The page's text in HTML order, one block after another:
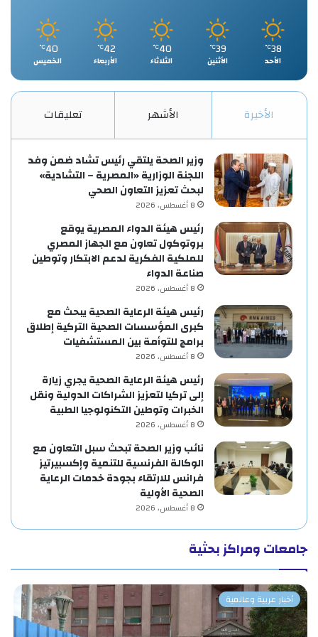
38
℃
الأحد
39
℃
الأثنين
40
℃
الثلاثاء
42
℃
الأربعاء
40
℃
الخميس
الأخيرة الأشهر تعليقات
وزير الصحة يلتقي رئيس تشاد ضمن وفد
اللجنة الوزارية «المصرية – التشادية»
لبحث تعزيز التعاون الصحي
8 أغسطس، 2026
رئيس هيئة الدواء المصرية يوقع
بروتوكول تعاون مع الجهاز المصري
للملكية الفكرية لدعم الابتكار وتوطين
صناعة الدواء
8 أغسطس، 2026
رئيس هيئة الرعاية الصحية يبحث مع
كبرى المؤسسات الصحية التركية إطلاق
برامج للتوأمة بين المستشفيات
8 أغسطس، 2026
رئيس هيئة الرعاية الصحية يجري زيارة
إلى تركيا لتعزيز الشراكات الدولية ونقل
الخبرات وتوطين التكنولوجيا الطبية
8 أغسطس، 2026
نائب وزير الصحة تبحث سبل التعاون مع
الوكالة الفرنسية للتنمية وإكسبيرتيز
فرانس للارتقاء بجودة خدمات الرعاية
الصحية الأولية
8 أغسطس، 2026
جامعات ومراكز بحثية
أخبار عربية وعالمية